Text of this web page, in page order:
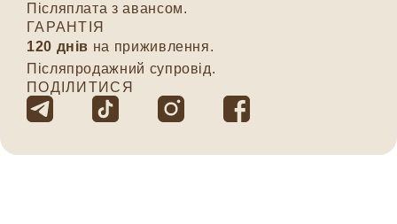
Післяплата з авансом.
ГАРАНТІЯ
120 днів на приживлення.
Післяпродажний супровід.
ПОДІЛИТИСЯ